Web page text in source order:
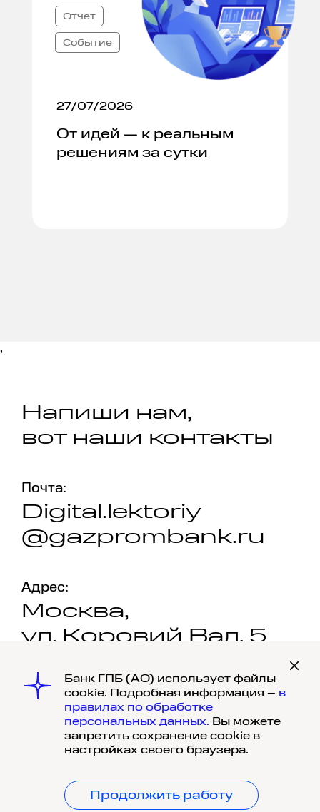
Отчет
Событие
27/07/2026
От идей — к реальным
решениям за сутки
,
Напиши нам,
вот наши контакты
Почта:
Digital.lektoriy
@gazprombank.ru
Адрес:
Москва,
ул. Коровий Вал, 5
© 1990- 2026, Банк ГПБ (АО) Генеральная
Политика обработки и защиты
персональных данных
Банк ГПБ (АО) использует файлы
cookie. Подробная информация – в
правилах по обработке
персональных данных. Вы можете
запретить сохранение cookie в
настройках своего браузера.
Продолжить работу